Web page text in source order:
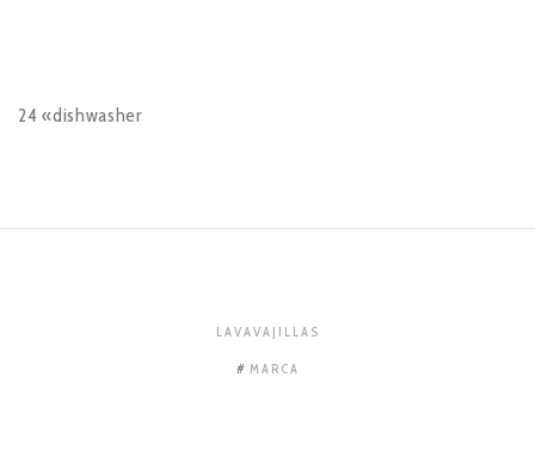
24 «dishwasher
LAVAVAJILLAS
MARCA